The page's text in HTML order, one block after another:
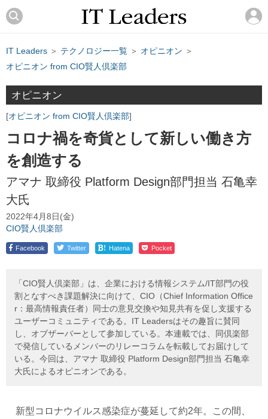
IT Leaders ＞ テクノロジー一覧 ＞ オピニオン ＞
オピニオン from CIO賢人倶楽部
オピニオン
オピニオン from CIO賢人倶楽部
コロナ禍を奇貨として新しい働き方
を創造する
アマナ 取締役 Platform Design部門担当 石亀幸
大氏
2022年4月8日(金)
CIO賢人倶楽部
Facebook Twitter ! Hatena Pocket
「CIO賢人倶楽部」は、企業における情報システム/IT部門の役
割となすべき課題解決に向けて、CIO（Chief Information Office
r：最高情報責任者）同士の意見交換や知見共有を促し支援する
ユーザーコミュニティである。IT Leadersはその趣旨に賛同
し、オブザーバーとして参加している。本連載では、同倶楽部
で発信しているメンバーのリレーコラムを転載してお届けして
いる。今回は、アマナ 取締役 Platform Design部門担当 石亀幸
大氏によるオピニオンである。
新型コロナウイルス感染症が蔓延して約2年。この間、